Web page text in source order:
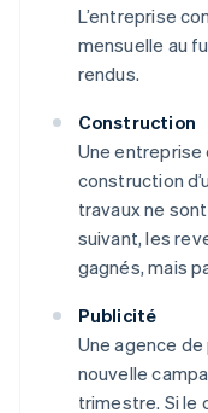
L’entreprise
mensuelle au
rendus.
Construction
Une
construction
travaux ne
suivant, les
gagnés, mais
Publicité
Une agence
nouvelle
trimestre. Si le